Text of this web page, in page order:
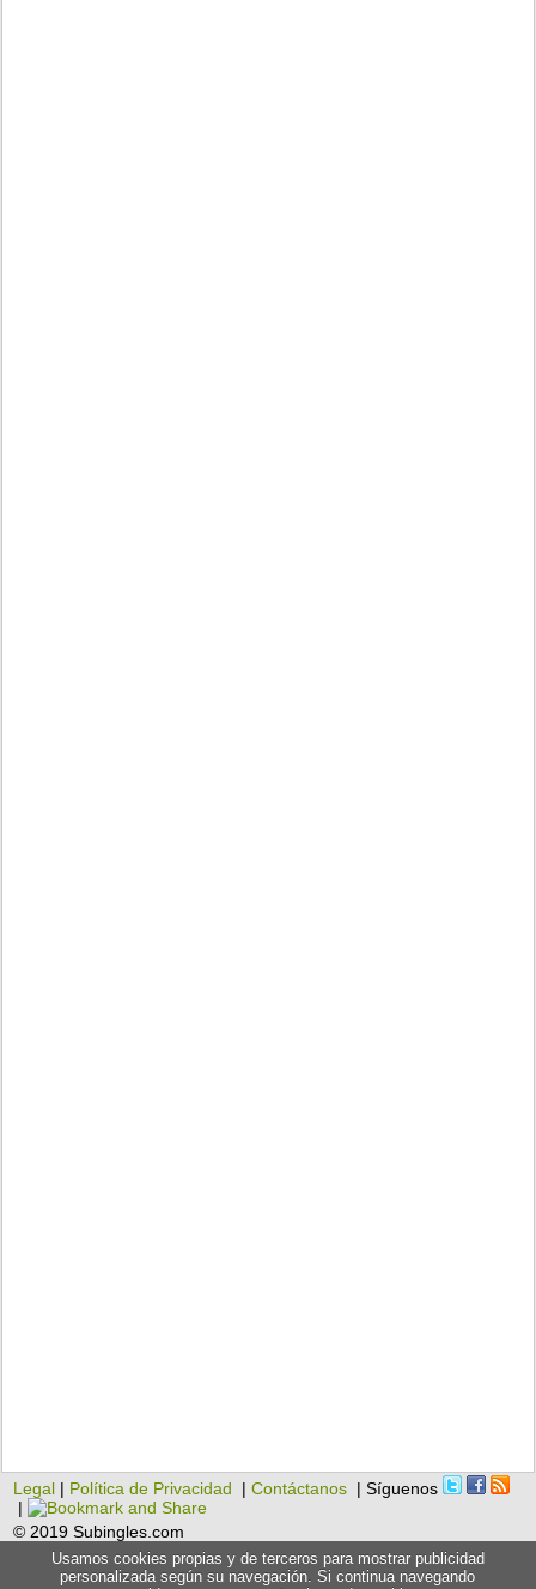
Legal | Política de Privacidad |Contáctanos | Síguenos
|
© 2019 Subingles.com
Usamos cookies propias y de terceros para mostrar publicidad
personalizada según su navegación. Si continua navegando